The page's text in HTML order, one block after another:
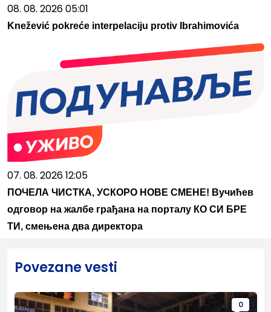
08. 08. 2026 05:01
Knežević pokreće interpelaciju protiv Ibrahimovića
07. 08. 2026 12:05
ПОЧЕЛА ЧИСТКА, УСКОРО НОВЕ СМЕНЕ! Вучићев
одговор на жалбе грађана на порталу КО СИ БРЕ
ТИ, смењена два директора
Povezane vesti
0